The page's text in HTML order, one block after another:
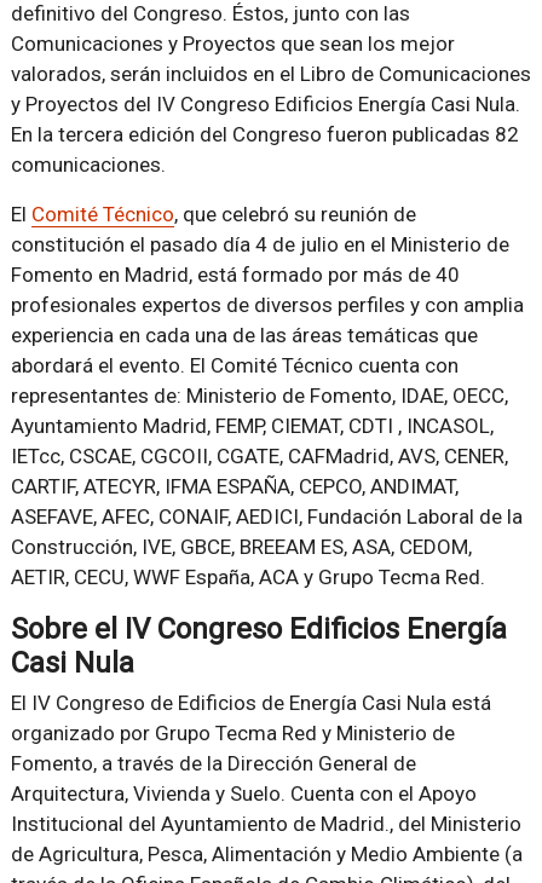
definitivo del Congreso. Éstos, junto con las
Comunicaciones y Proyectos que sean los mejor
valorados, serán incluidos en el Libro de Comunicaciones
y Proyectos del IV Congreso Edificios Energía Casi Nula.
En la tercera edición del Congreso fueron publicadas 82
comunicaciones.
El Comité Técnico, que celebró su reunión de
constitución el pasado día 4 de julio en el Ministerio de
Fomento en Madrid, está formado por más de 40
profesionales expertos de diversos perfiles y con amplia
experiencia en cada una de las áreas temáticas que
abordará el evento. El Comité Técnico cuenta con
representantes de: Ministerio de Fomento, IDAE, OECC,
Ayuntamiento Madrid, FEMP, CIEMAT, CDTI , INCASOL,
IETcc, CSCAE, CGCOII, CGATE, CAFMadrid, AVS, CENER,
CARTIF, ATECYR, IFMA ESPAÑA, CEPCO, ANDIMAT,
ASEFAVE, AFEC, CONAIF, AEDICI, Fundación Laboral de la
Construcción, IVE, GBCE, BREEAM ES, ASA, CEDOM,
AETIR, CECU, WWF España, ACA y Grupo Tecma Red.
Sobre el IV Congreso Edificios Energía
Casi Nula
El IV Congreso de Edificios de Energía Casi Nula está
organizado por Grupo Tecma Red y Ministerio de
Fomento, a través de la Dirección General de
Arquitectura, Vivienda y Suelo. Cuenta con el Apoyo
Institucional del Ayuntamiento de Madrid., del Ministerio
de Agricultura, Pesca, Alimentación y Medio Ambiente (a